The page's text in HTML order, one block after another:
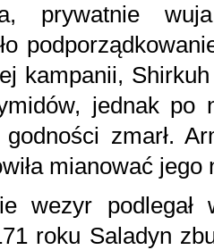
prywatnie
kampanii,
jednak po
zmarł.
mianować
wezyr podlegał
roku Saladyn